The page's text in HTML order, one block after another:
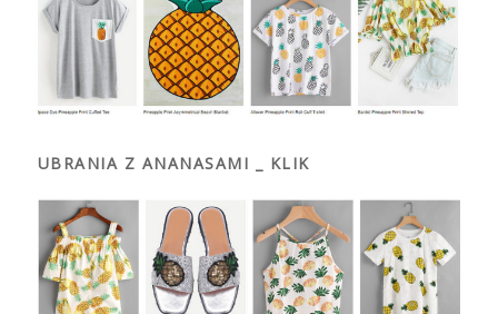
UBRANIA Z ANANASAMI _ KLIK